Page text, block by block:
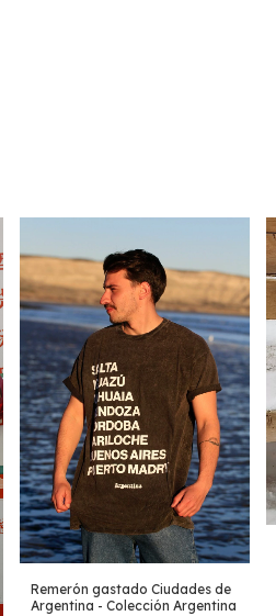
Remerón gastado Ciudades de
Argentina - Colección Argentina